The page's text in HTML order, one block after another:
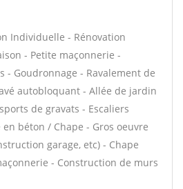
Individuelle - Rénovation
- Petite maçonnerie -
- Goudronnage - Ravalement de
autobloquant - Allée de jardin
de gravats - Escaliers
béton / Chape - Gros oeuvre
garage, etc) - Chape
- Construction de murs